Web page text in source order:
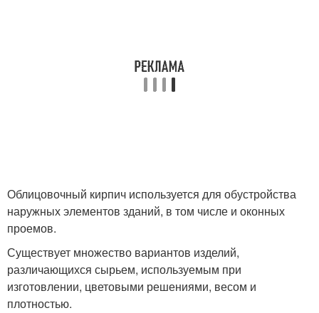
Облицовочный кирпич используется для обустройства
наружных элементов зданий, в том числе и оконных
проемов.
Существует множество вариантов изделий,
различающихся сырьем, используемым при
изготовлении, цветовыми решениями, весом и
плотностью.